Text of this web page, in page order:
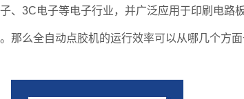
、3C电子等电子行业，并广泛应用于印刷电路
那么全自动点胶机的运行效率可以从哪几个方